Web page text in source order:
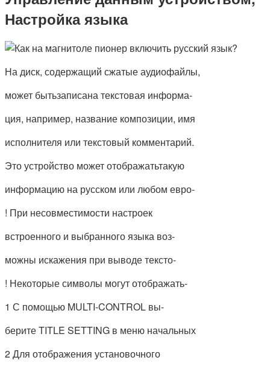
Настройка языка
На диск, содержащий сжатые аудиофайлы,
может бытьзаписана текстовая информа-
ция, например, название композиции, имя
исполнителя или текстовый комментарий.
Это устройство может отображатьтакую
информацию на русском или любом евро-
! При несовместимости настроек
встроенного и выбранного языка воз-
можны искажения при выводе тексто-
! Некоторые символы могут отображать-
1 С помощью MULTI-CONTROL вы-
берите TITLE SETTING в меню начальных
2 Для отображения установочного